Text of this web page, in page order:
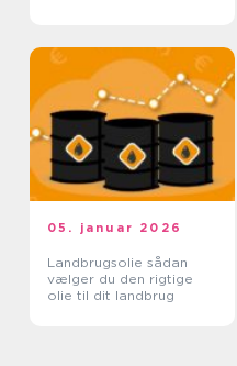
05. januar 2026
Landbrugsolie sådan
vælger du den rigtige
olie til dit landbrug